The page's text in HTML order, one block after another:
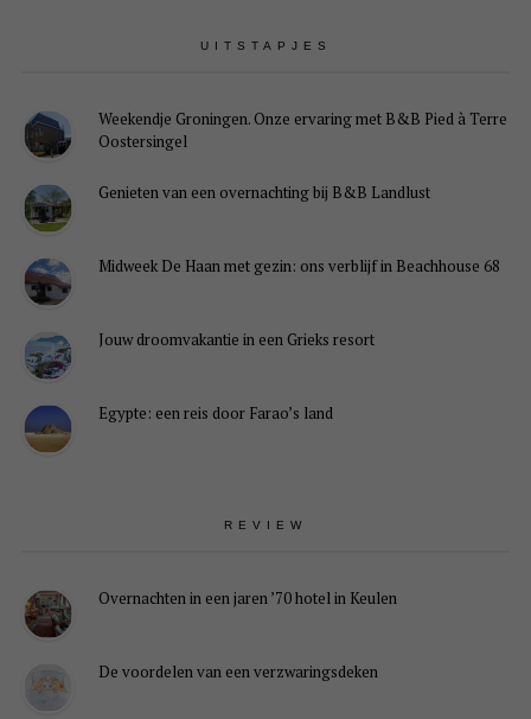
UITSTAPJES
Weekendje Groningen. Onze ervaring met B&B Pied à Terre
Oostersingel
Genieten van een overnachting bij B&B Landlust
Midweek De Haan met gezin: ons verblijf in Beachhouse 68
Jouw droomvakantie in een Grieks resort
Egypte: een reis door Farao’s land
REVIEW
Overnachten in een jaren ’70 hotel in Keulen
De voordelen van een verzwaringsdeken